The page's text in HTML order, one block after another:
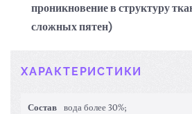
проникновение в структуру
сложных пятен)
ХАРАКТЕРИСТИКИ
Состав
вода более 30%;